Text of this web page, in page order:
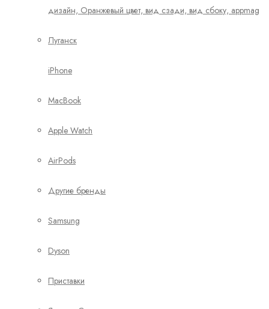
iPhone
MacBook
Apple Watch
AirPods
Другие бренды
Samsung
Dyson
Приставки